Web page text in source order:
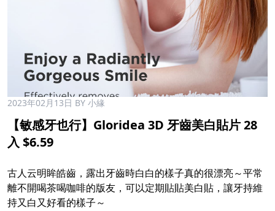
2023年02月13日 BY 小緣
【敏感牙也行】Gloridea 3D 牙齒美白貼片 28
入 $6.59
古人云明眸皓齒，露出牙齒時白白的樣子真的很漂亮～平常
離不開喝茶喝咖啡的版友，可以定期貼貼美白貼，讓牙持維
持又白又好看的樣子～